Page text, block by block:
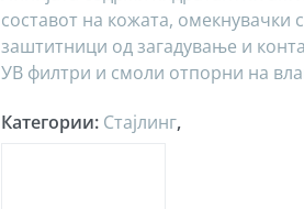
составот на кожата, омекнувачки
заштитници од загадување и
УВ филтри и смоли отпорни на
Категории: Стајлинг,